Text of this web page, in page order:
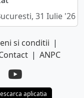
31 Iulie '26
si conditii |
| ANPC
aplicatia